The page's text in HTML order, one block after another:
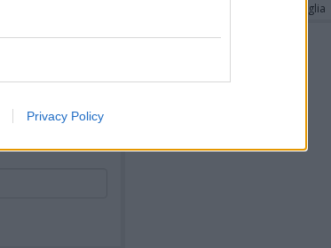
Privacy Policy
- Annuncio famiglia